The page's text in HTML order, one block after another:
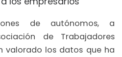
de autónomos, a
de Trabajadores
valorado los datos que ha